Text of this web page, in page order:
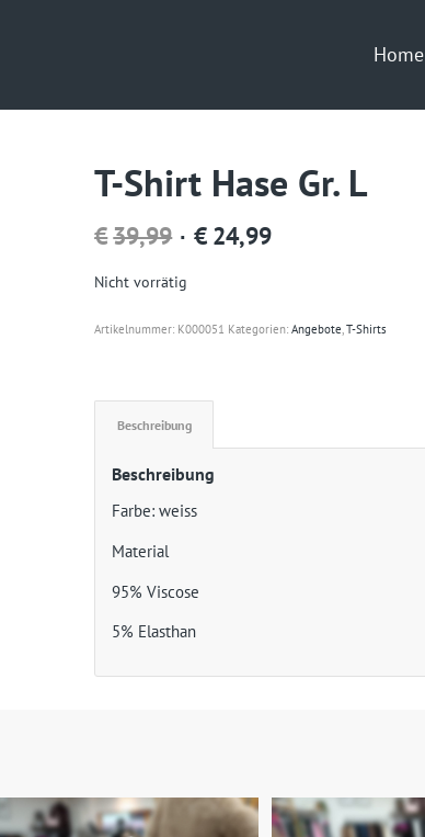
Home
T-Shirt Hase Gr. L
€39,99 Ursprünglicher
Preis
€39,99
€ 24,99Aktueller
€24,99.
Nicht vorrätig
Artikelnummer: K000051 Kategorien:Angebote,T-Shirts
Beschreibung
Beschreibung
Farbe: weiss
Material
95% Viscose
5% Elasthan